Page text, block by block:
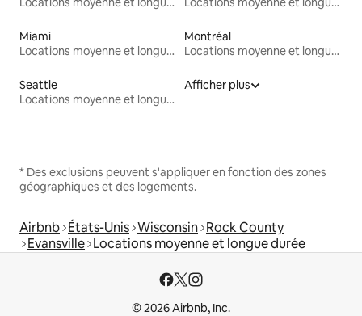
Miami
Locations moyenne et longue durée
Montréal
Locations moyenne et longue durée
Seattle
Locations moyenne et longue durée
Afficher plus
* Des exclusions peuvent s'appliquer en fonction des zones
géographiques et des logements.
Airbnb États-Unis Wisconsin Rock County
Evansville Locations moyenne et longue durée
© 2026 Airbnb, Inc.